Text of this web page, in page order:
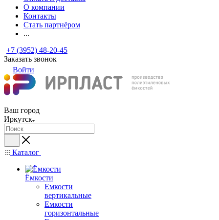
О компании
Контакты
Стать партнёром
...
+7 (3952) 48-20-45
Заказать звонок
Войти
Ваш город
Иркутск
Каталог
Ёмкости
Емкости
вертикальные
Емкости
горизонтальные